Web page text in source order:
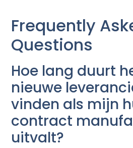
Frequently
Questions
Hoe lang duurt
nieuwe
vinden als mijn
contract
uitvalt?